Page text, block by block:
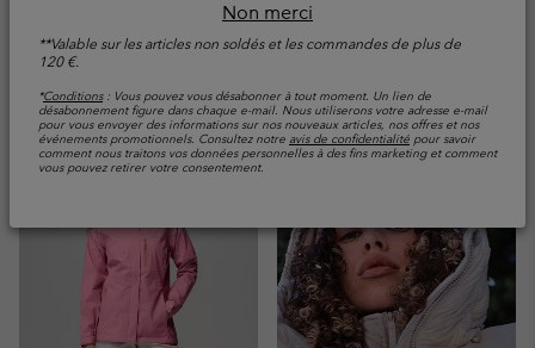
Non merci
**Valable sur les articles non soldés et les commandes de plus de
120 €.
*Conditions: Vous pouvez vous désabonner à tout moment. Un lien de
désabonnement figure dans chaque e-mail. Nous utiliserons votre adresse e-mail
pour vous envoyer des informations sur nos nouveaux articles, nos offres et nos
événements promotionnels. Consultez notre avis de confidentialité pour savoir
comment nous traitons vos données personnelles à des fins marketing et comment
vous pouvez retirer votre consentement.
Comparer
Regular price:
100,00 €